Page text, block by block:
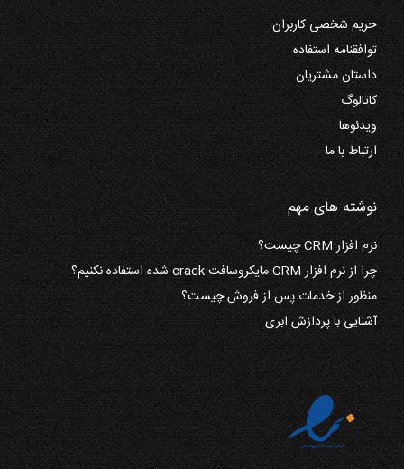
حریم شخصی کاربران
توافقنامه استفاده
داستان مشتریان
کاتالوگ
ویدئوها
ارتباط با ما
نوشته های مهم
نرم افزار CRM چیست؟
چرا از نرم افزار CRM مایکروسافت crack شده استفاده نکنیم؟
منظور از خدمات پس از فروش چیست؟
آشنایی با پردازش ابری